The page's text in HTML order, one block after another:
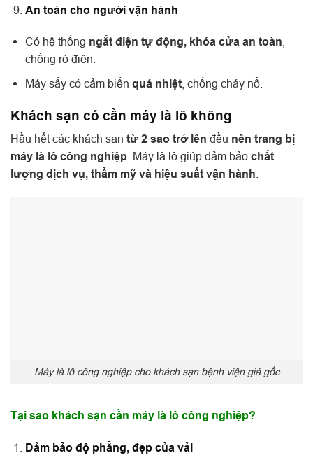
An toàn cho người vận hành
Có hệ thống ngắt điện tự động, khóa cửa an toàn
chống rò điện.
Máy sấy có cảm biến quá nhiệt, chống cháy nổ.
Khách sạn có cần máy là lô không
Hầu hết các khách sạn từ 2 sao trở lên đều nên trang bị
máy là lô công nghiệp . Máy là lô giúp đảm bảo chất
lượng dịch vụ, thẩm mỹ và hiệu suất vận hành
Máy là lô công nghiệp cho khách sạn bệnh viện giá gốc
Tại sao khách sạn cần máy là lô công nghiệp?
Đảm bảo độ phẳng, đẹp của vải